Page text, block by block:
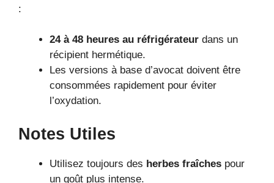
:
24 à 48 heures au réfrigérateur dans un
récipient hermétique.
Les versions à base d’avocat doivent être
consommées rapidement pour éviter
l’oxydation.
Notes Utiles
Utilisez toujours des herbes fraîches pour
un goût plus intense.